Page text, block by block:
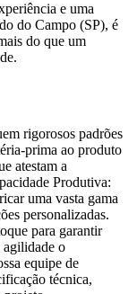
e uma
do Campo (SP), é
do que um
rigorosos padrões
prima ao produto
atestam a
Produtiva:
uma vasta gama
personalizadas.
para garantir
agilidade o
equipe de
técnica,